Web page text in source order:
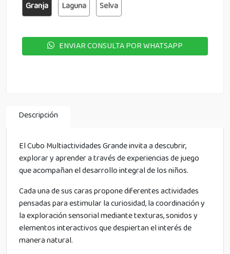
Granja
Laguna Selva
ENVIAR CONSULTA POR WHATSAPP
Descripción
El Cubo Multiactividades Grande invita a descubrir,
explorar y aprender a través de experiencias de juego
que acompañan el desarrollo integral de los niños.
Cada una de sus caras propone diferentes actividades
pensadas para estimular la curiosidad, la coordinación y
la exploración sensorial mediante texturas, sonidos y
elementos interactivos que despiertan el interés de
manera natural.